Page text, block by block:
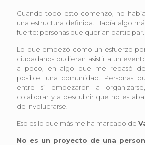
Cuando todo esto comenzó, no
una estructura definida. Había algo
fuerte: personas que querían participar.
Lo que empezó como un esfuerzo
ciudadanos pudieran asistir a un
a poco, en algo que me rebasó
posible: una comunidad. Personas
entre sí empezaron a
colaborar y a descubrir que no
de involucrarse.
Eso es lo que más me ha marcado de
No es un proyecto de una